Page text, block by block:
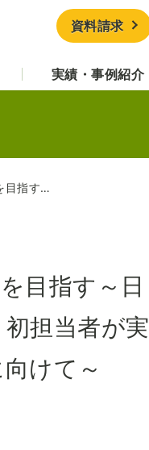
資料請求
実績・事例紹介
【導入事例】持続可能な運営体制の構築を目指す～日本プライマリ・ケア連合学会様に聞く、初担当者が実現したセミナー運営の負担軽減と今後に向けて～
目指す～日
担当者が実
けて～